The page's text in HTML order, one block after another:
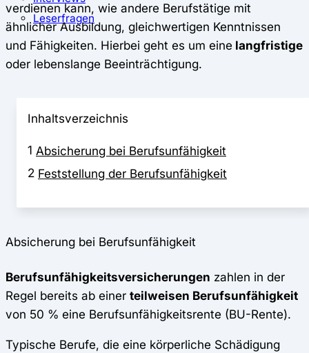
Leserfragen
verdienen kann, wie andere Berufstätige mit
ähnlicher Ausbildung, gleichwertigen Kenntnissen
und Fähigkeiten. Hierbei geht es um eine langfristige
oder lebenslange Beeinträchtigung.
Inhaltsverzeichnis
1 Absicherung bei Berufsunfähigkeit
2 Feststellung der Berufsunfähigkeit
Absicherung bei Berufsunfähigkeit
Berufsunfähigkeitsversicherungen zahlen in der
Regel bereits ab einer teilweisen Berufsunfähigkeit
von 50 % eine Berufsunfähigkeitsrente (BU-Rente).
Typische Berufe, die eine körperliche Schädigung